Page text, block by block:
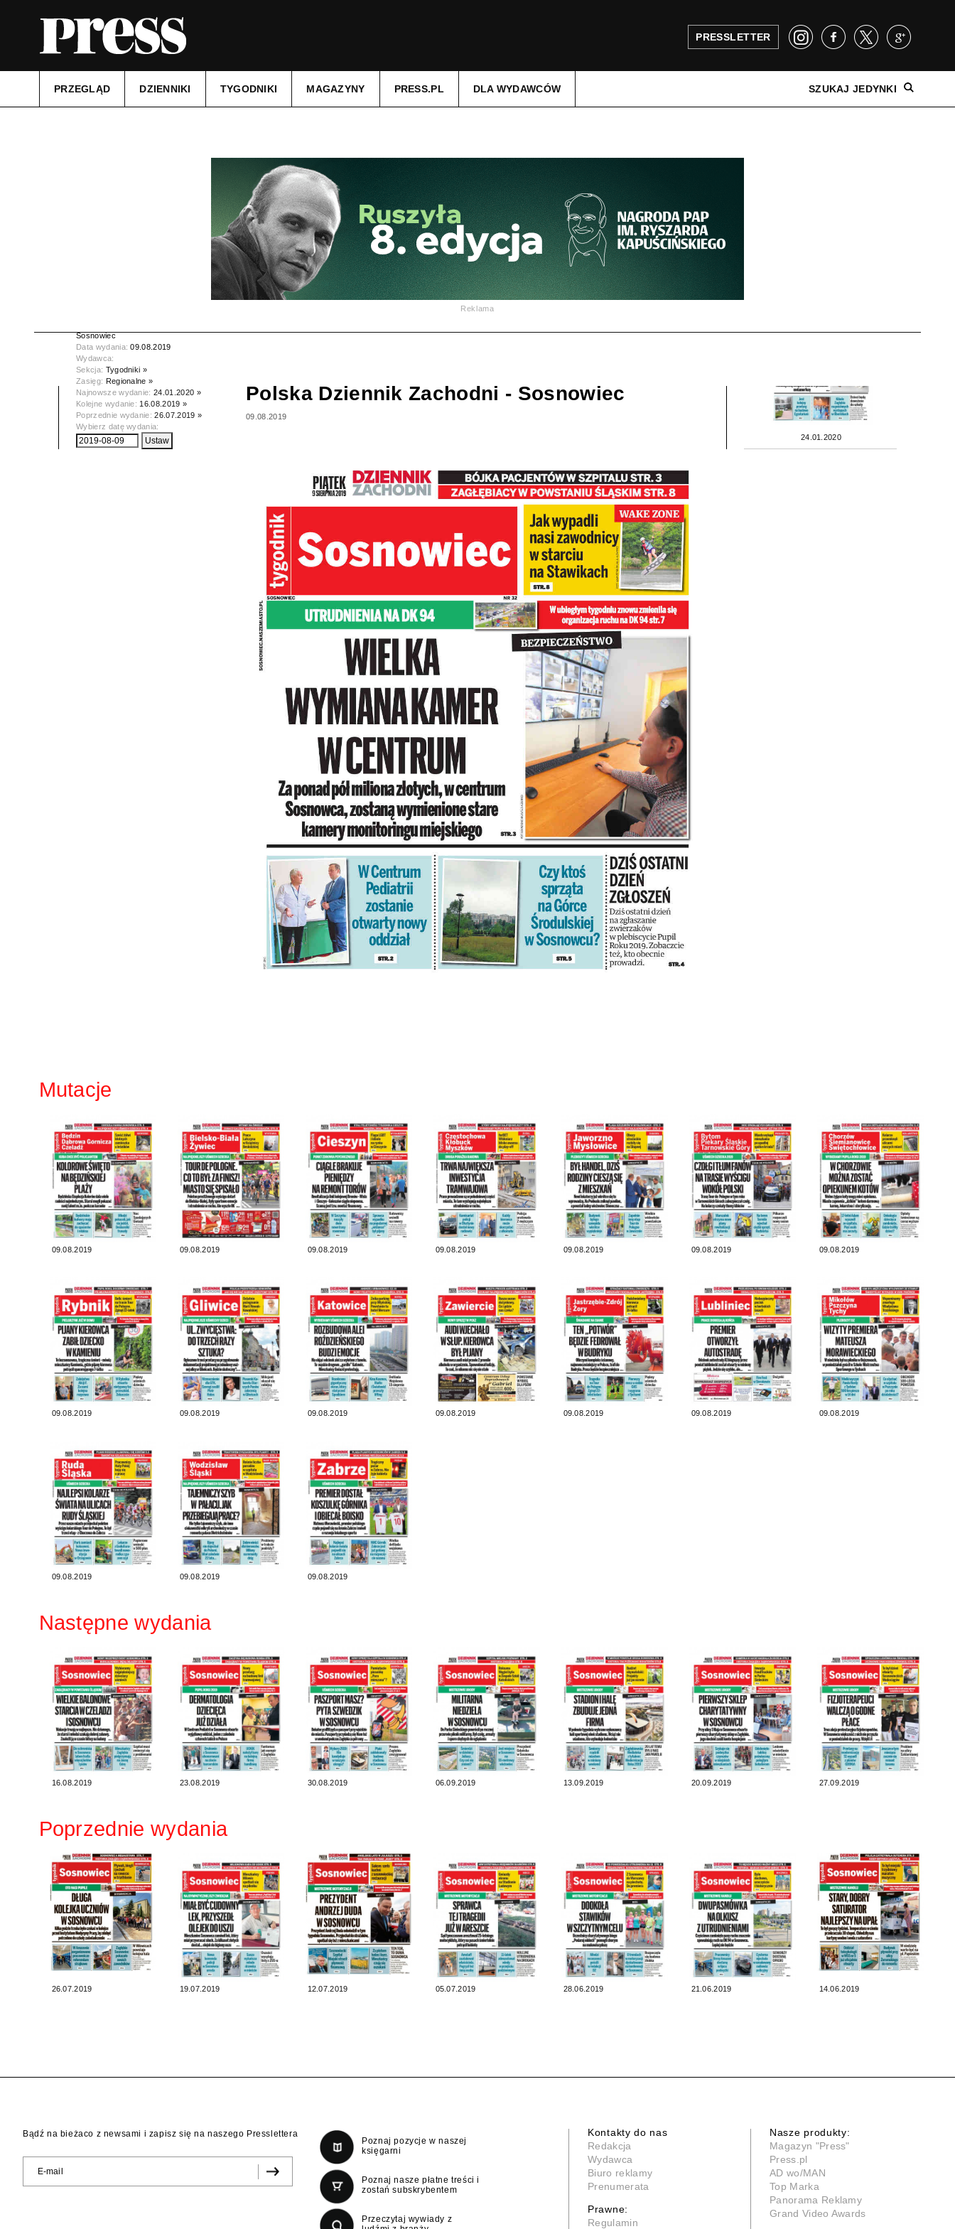
PRESSLETTER
PRZEGLĄD DZIENNIKI TYGODNIKI MAGAZYNY PRESS.PL DLA WYDAWCÓW SZUKAJ JEDYNKI
Reklama
Sosnowiec
Data wydania:09.08.2019
Wydawca:
Sekcja: Tygodniki »
Zasięg: Regionalne »
Najnowsze wydanie:24.01.2020 »
Kolejne wydanie: 16.08.2019 »
Poprzednie wydanie:26.07.2019 »
Wybierz datę wydania:
Polska Dziennik Zachodni - Sosnowiec
09.08.2019
24.01.2020
Mutacje
09.08.2019 09.08.2019 09.08.2019 09.08.2019 09.08.2019 09.08.2019 09.08.2019
09.08.2019 09.08.2019 09.08.2019 09.08.2019 09.08.2019 09.08.2019 09.08.2019
09.08.2019 09.08.2019 09.08.2019
Następne wydania
16.08.2019 23.08.2019 30.08.2019 06.09.2019 13.09.2019 20.09.2019 27.09.2019
Poprzednie wydania
26.07.2019 19.07.2019 12.07.2019 05.07.2019 28.06.2019 21.06.2019 14.06.2019
Bądź na bieżaco z newsami i zapisz się na naszego Presslettera
Poznaj pozycje w naszej
księgarni
Poznaj nasze płatne treści i
zostań subskrybentem
Przeczytaj wywiady z
Kontakty do nas
Redakcja
Wydawca
Biuro reklamy
Prenumerata
Prawne:
Regulamin
Nasze produkty:
Magazyn "Press"
Press.pl
AD wo/MAN
Top Marka
Panorama Reklamy
Grand Video Awards